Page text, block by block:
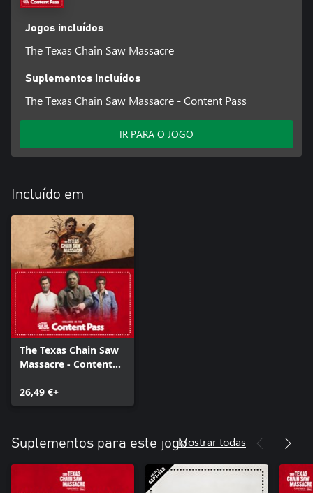
Jogos incluídos
The Texas Chain Saw Massacre
Suplementos incluídos
The Texas Chain Saw Massacre - Content Pass
IR PARA O JOGO
Incluído em
The Texas Chain Saw
Massacre - Content
26,49 €+
Suplementos para este jogoMostrar todas